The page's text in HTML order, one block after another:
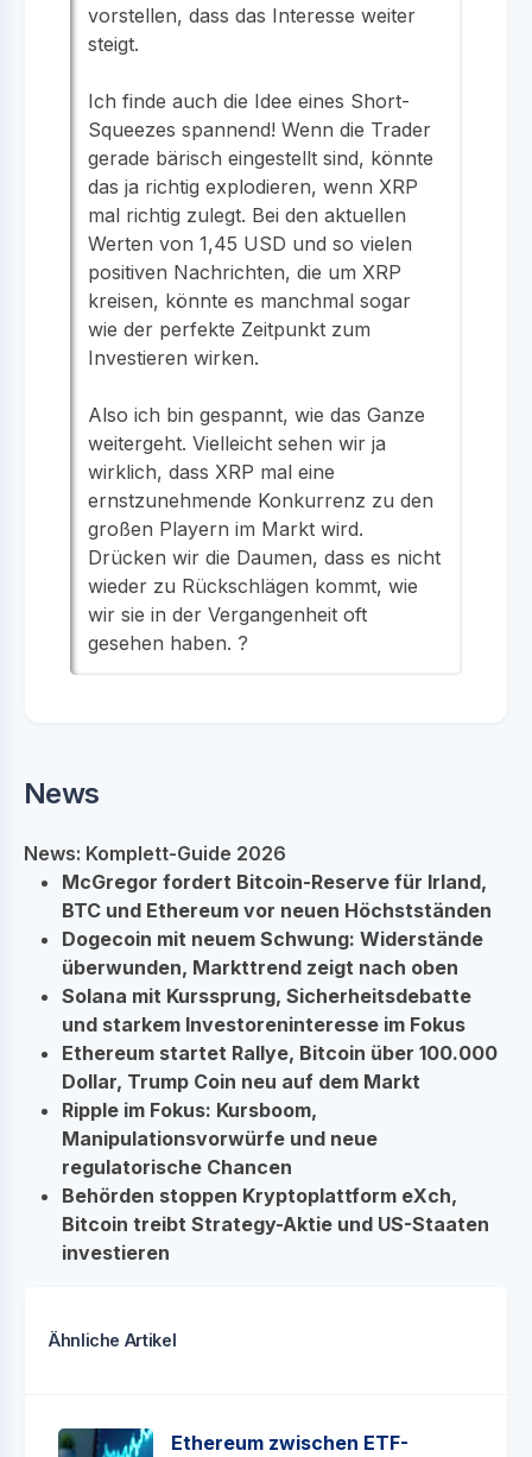
vorstellen, dass das Interesse weiter
steigt.
Ich finde auch die Idee eines Short-
Squeezes spannend! Wenn die Trader
gerade bärisch eingestellt sind, könnte
das ja richtig explodieren, wenn XRP
mal richtig zulegt. Bei den aktuellen
Werten von 1,45 USD und so vielen
positiven Nachrichten, die um XRP
kreisen, könnte es manchmal sogar
wie der perfekte Zeitpunkt zum
Investieren wirken.
Also ich bin gespannt, wie das Ganze
weitergeht. Vielleicht sehen wir ja
wirklich, dass XRP mal eine
ernstzunehmende Konkurrenz zu den
großen Playern im Markt wird.
Drücken wir die Daumen, dass es nicht
wieder zu Rückschlägen kommt, wie
wir sie in der Vergangenheit oft
gesehen haben. ?
News
News: Komplett-Guide 2026
McGregor fordert Bitcoin-Reserve für Irland,
BTC und Ethereum vor neuen Höchstständen
Dogecoin mit neuem Schwung: Widerstände
überwunden, Markttrend zeigt nach oben
Solana mit Kurssprung, Sicherheitsdebatte
und starkem Investoreninteresse im Fokus
Ethereum startet Rallye, Bitcoin über 100.000
Dollar, Trump Coin neu auf dem Markt
Ripple im Fokus: Kursboom,
Manipulationsvorwürfe und neue
regulatorische Chancen
Behörden stoppen Kryptoplattform eXch,
Bitcoin treibt Strategy-Aktie und US-Staaten
investieren
Ähnliche Artikel
Ethereum zwischen ETF-